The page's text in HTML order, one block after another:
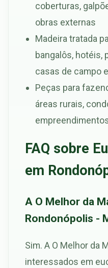
coberturas,
obras externas
Madeira tratada
bangalôs, hotéis,
casas de campo
Peças para
áreas rurais,
FAQ sobre
em
A O Melhor da
Rondonópolis -
Sim. A O Melhor da
interessados em